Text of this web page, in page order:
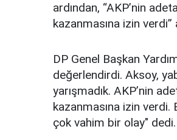
ardından, “AKP’nin
kazanmasına izin verdi”
DP Genel Başkan
değerlendirdi. Aksoy,
yarışmadık. AKP’nin
kazanmasına izin verdi.
çok vahim bir olay" dedi.